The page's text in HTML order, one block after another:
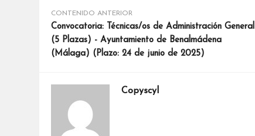
CONTENIDO ANTERIOR
Convocatoria: Técnicas/os de Administración General
(5 Plazas) - Ayuntamiento de Benalmádena
(Málaga) (Plazo: 24 de junio de 2025)
Copyscyl